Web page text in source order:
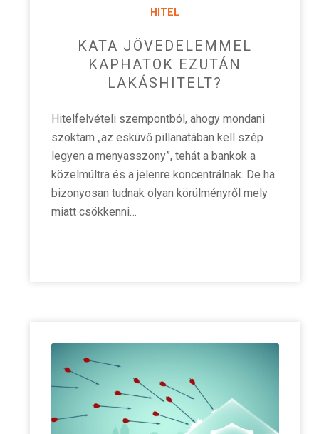
HITEL
KATA JÖVEDELEMMEL
KAPHATOK EZUTÁN
LAKÁSHITELT?
Hitelfelvételi szempontból, ahogy mondani
szoktam „az esküvő pillanatában kell szép
legyen a menyasszony”, tehát a bankok a
közelmúltra és a jelenre koncentrálnak. De ha
bizonyosan tudnak olyan körülményről mely
miatt csökkenni…